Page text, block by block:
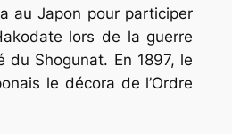
au Japon pour participer
lors de la guerre
du Shogunat. En 1897, le
le décora de l’Ordre